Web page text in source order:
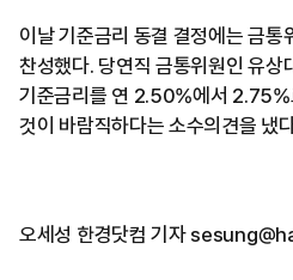
이날 기준금리 동결 결정에는 금통
찬성했다. 당연직 금통위원인 유상
기준금리를 연 2.50%에서
것이 바람직하다는 소수의견을 냈
오세성 한경닷컴 기자